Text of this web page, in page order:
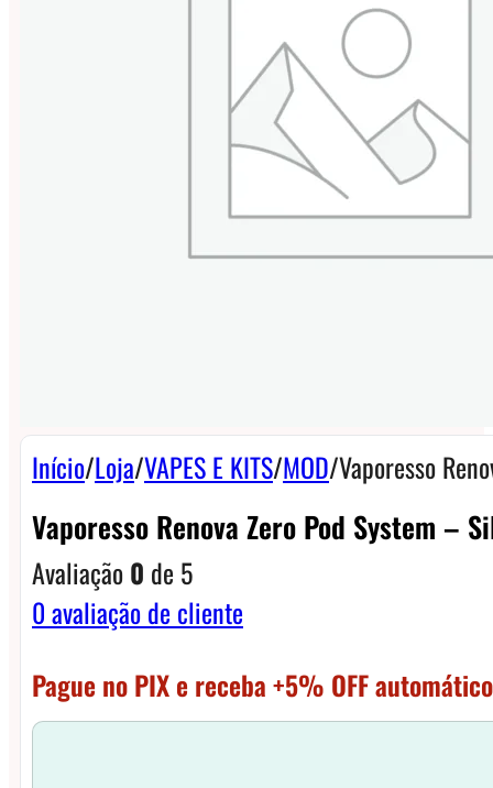
Início/Loja/VAPES E KITS/MOD/Vaporesso
Vaporesso Renova Zero Pod System –
Avaliação0 de 5
0avaliação de cliente
Pague no PIX e receba +5% OFF